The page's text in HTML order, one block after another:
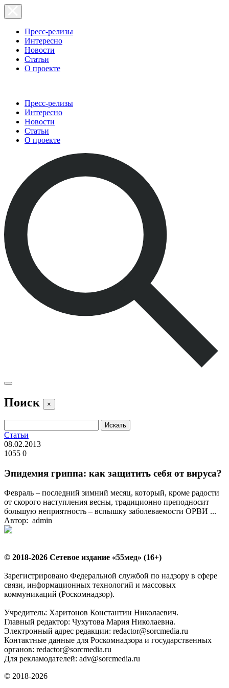
Пресс-релизы
Интересно
Новости
Статьи
О проекте
Пресс-релизы
Интересно
Новости
Статьи
О проекте
Поиск ×
Статьи
08.02.2013
1055 0
Эпидемия гриппа: как защитить себя от вируса?
Февраль – последний зимний месяц, который, кроме радости
от скорого наступления весны, традиционно преподносит
большую неприятность – вспышку заболеваемости ОРВИ ...
Автор: admin
© 2018-2026 Сетевое издание «55мед» (16+)
Зарегистрировано Федеральной службой по надзору в сфере
связи, информационных технологий и массовых
коммуникаций (Роскомнадзор).
Учредитель: Харитонов Константин Николаевич.
Главный редактор: Чухутова Мария Николаевна.
Электронный адрес редакции: redactor@sorcmedia.ru
Контактные данные для Роскомнадзора и государственных
органов: redactor@sorcmedia.ru
Для рекламодателей: adv@sorcmedia.ru
© 2018-2026